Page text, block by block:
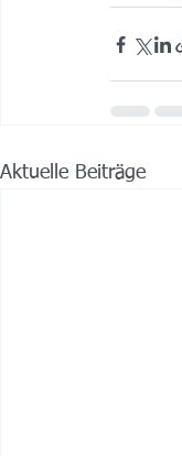
Aktuelle Beiträge